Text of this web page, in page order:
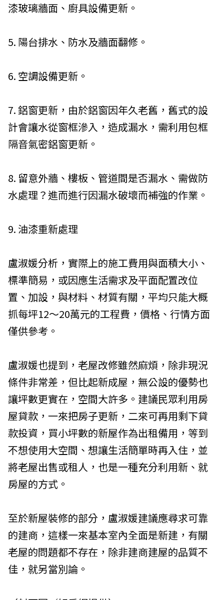
漆玻璃牆面、廚具設備更新。
5. 陽台排水、防水及牆面翻修。
6. 空調設備更新。
7. 鋁窗更新，由於鋁窗因年久老舊，舊式的設
計會讓水從窗框滲入，造成漏水，需利用包框
隔音氣密鋁窗更新。
8. 留意外牆、樓板、管道間是否漏水、需做防
水處理？進而進行因漏水破壞而補強的作業。
9. 油漆重新處理
盧淑媛分析，實際上的施工費用與面積大小、
標準簡易，或因應生活需求及平面配置改位
置、加設，與材料、材質有關，平均只能大概
抓每坪12～20萬元的工程費，價格、行情方面
僅供參考。
盧淑媛也提到，老屋改修雖然麻煩，除非現況
條件非常差，但比起新成屋，無公設的優勢也
讓坪數更實在，空間大許多。建議民眾利用房
屋貸款，一來把房子更新，二來可再用剩下貸
款投資，買小坪數的新屋作為出租備用，等到
不想使用大空間、想讓生活簡單時再入住，並
將老屋出售或租人，也是一種充分利用新、就
房屋的方式。
至於新屋裝修的部分，盧淑媛建議應尋求可靠
的建商，這樣一來基本室內全面是新建，有關
老屋的問題都不存在，除非建商建屋的品質不
佳，就另當別論。